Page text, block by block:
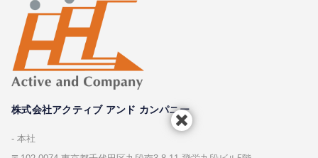
株式会社アクティブ アンド カンパニー
本社